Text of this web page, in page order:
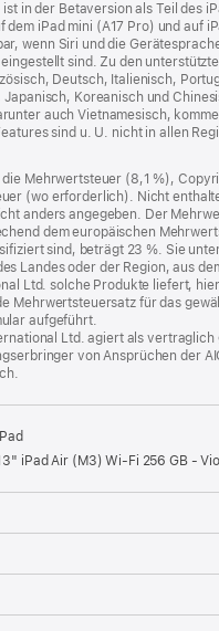
in der Betaversion als Teil des
dem iPad mini (A17 Pro) und auf
wenn Siri und die
sind. Zu den
Deutsch, Italienisch,
Koreanisch und
auch Vietnamesisch,
sind u. U. nicht in allen
die Mehrwertsteuer (8,1 %),
(wo erforderlich). Nicht
anders angegeben. Der
dem europäischen
sind, beträgt 23 %. Sie
Landes oder der Region, aus
Ltd. solche Produkte liefert,
Mehrwertsteuersatz für das
aufgeführt.
Ltd. agiert als vertraglich
von Ansprüchen der
iPad Air (M3) Wi‑Fi 256 GB -